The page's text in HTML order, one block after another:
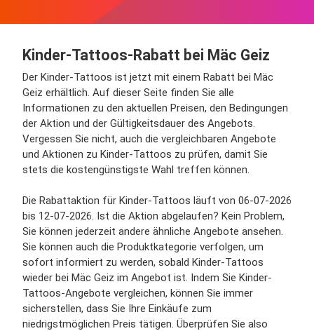
Kinder-Tattoos-Rabatt bei Mäc Geiz
Der Kinder-Tattoos ist jetzt mit einem Rabatt bei Mäc
Geiz erhältlich. Auf dieser Seite finden Sie alle
Informationen zu den aktuellen Preisen, den Bedingungen
der Aktion und der Gültigkeitsdauer des Angebots.
Vergessen Sie nicht, auch die vergleichbaren Angebote
und Aktionen zu Kinder-Tattoos zu prüfen, damit Sie
stets die kostengünstigste Wahl treffen können.
Die Rabattaktion für Kinder-Tattoos läuft von 06-07-2026
bis 12-07-2026. Ist die Aktion abgelaufen? Kein Problem,
Sie können jederzeit andere ähnliche Angebote ansehen.
Sie können auch die Produktkategorie verfolgen, um
sofort informiert zu werden, sobald Kinder-Tattoos
wieder bei Mäc Geiz im Angebot ist. Indem Sie Kinder-
Tattoos-Angebote vergleichen, können Sie immer
sicherstellen, dass Sie Ihre Einkäufe zum
niedrigstmöglichen Preis tätigen. Überprüfen Sie also